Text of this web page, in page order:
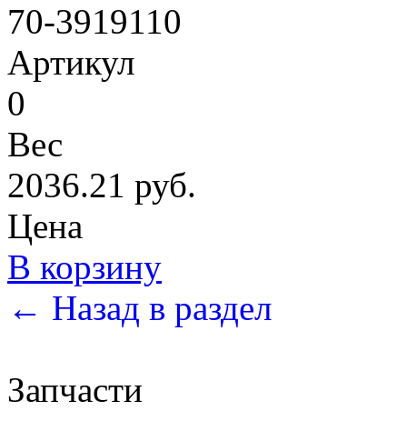
70-3919110
Артикул
0
Вес
2036.21 руб.
Цена
В корзину
← Назад в раздел
Запчасти